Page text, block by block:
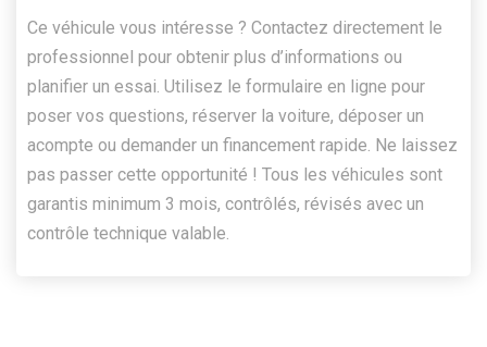
Ce véhicule vous intéresse ? Contactez directement le
professionnel pour obtenir plus d’informations ou
planifier un essai. Utilisez le formulaire en ligne pour
poser vos questions, réserver la voiture, déposer un
acompte ou demander un financement rapide. Ne laissez
pas passer cette opportunité ! Tous les véhicules sont
garantis minimum 3 mois, contrôlés, révisés avec un
contrôle technique valable.